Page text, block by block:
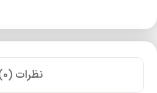
نظرات (0)